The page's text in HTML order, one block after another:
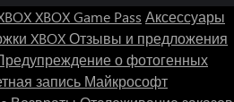
XBOX Game Pass Аксессуары
XBOXОтзывы и предложения
о фотогенных
запись Майкрософт